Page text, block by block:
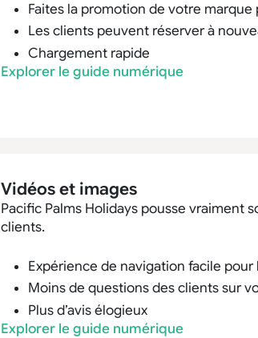
Faites la promotion de votre
Les clients peuvent réserver à
Chargement rapide
Explorer le guide numérique
Vidéos et images
Pacific Palms Holidays pousse vraiment
clients.
Expérience de navigation facile pour
Moins de questions des clients sur
Plus d’avis élogieux
Explorer le guide numérique